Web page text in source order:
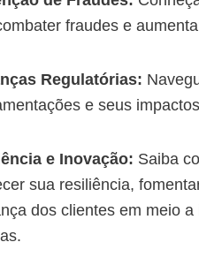
fraudes e
Regulatórias:
e seus
e Inovação: Saiba
sua resiliência,
dos clientes em meio